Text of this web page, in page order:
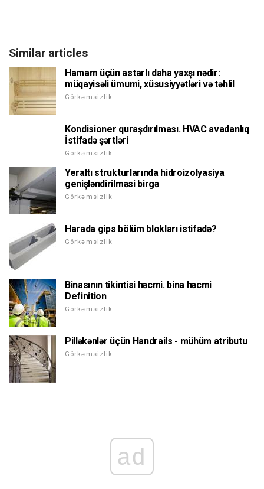
Similar articles
Hamam üçün astarlı daha yaxşı nədir:
müqayisəli ümumi, xüsusiyyətləri və təhlil
Görkəmsizlik
Kondisioner quraşdırılması. HVAC avadanlıq
İstifadə şərtləri
Görkəmsizlik
Yeraltı strukturlarında hidroizolyasiya
genişləndirilməsi birgə
Görkəmsizlik
Harada gips bölüm blokları istifadə?
Görkəmsizlik
Binasının tikintisi həcmi. bina həcmi
Definition
Görkəmsizlik
Pilləkənlər üçün Handrails - mühüm atributu
Görkəmsizlik
ad